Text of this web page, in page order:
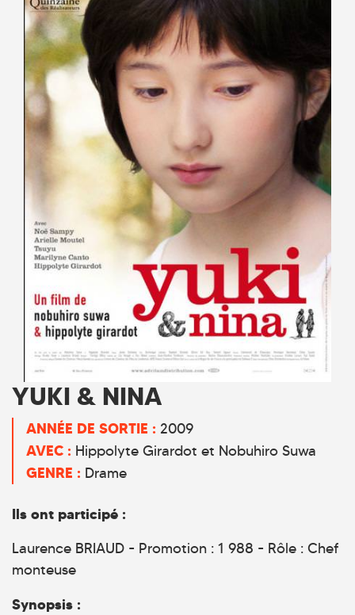
YUKI & NINA
ANNÉE DE SORTIE : 2009
AVEC : Hippolyte Girardot et Nobuhiro Suwa
GENRE : Drame
Ils ont participé :
Laurence BRIAUD - Promotion : 1 988 - Rôle : Chef
monteuse
Synopsis :